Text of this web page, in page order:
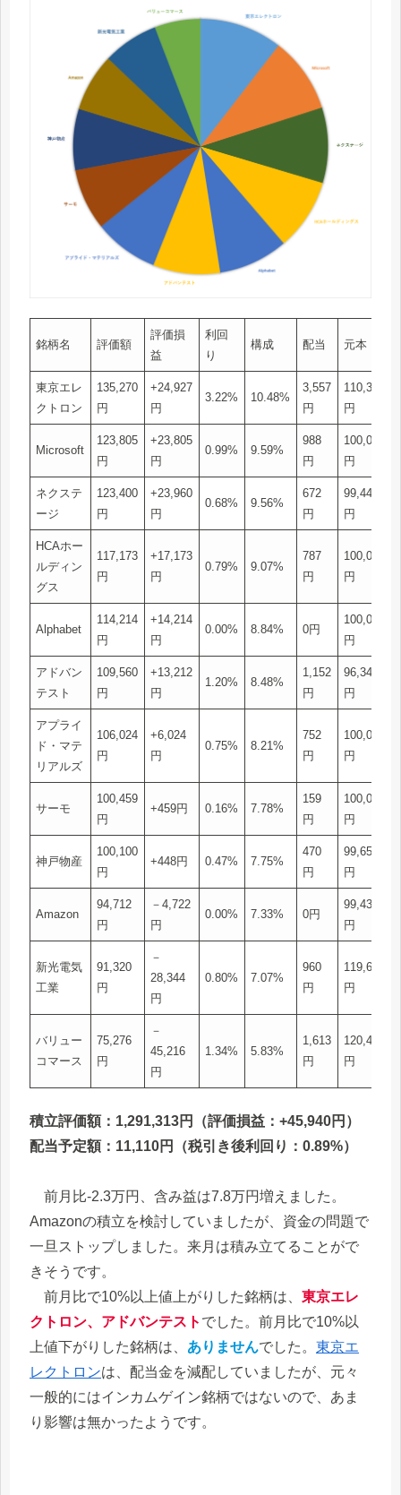
銘柄名 評価額
評価損
益
利回
り
構成 配当 元本
東京エレ
クトロン
135,270
円
+24,927
円
3.22% 10.48%
3,557
円
110,343
円
Microsoft
123,805
円
+23,805
円
0.99% 9.59%
988
円
100,000
円
ネクステ
ージ
123,400
円
+23,960
円
0.68% 9.56%
672
円
99,440
円
HCAホー
ルディン
グス
117,173
円
+17,173
円
0.79% 9.07%
787
円
100,000
円
Alphabet
114,214
円
+14,214
円
0.00% 8.84% 0円
100,000
円
アドバン
テスト
109,560
円
+13,212
円
1.20% 8.48%
1,152
円
96,348
円
アプライ
ド・マテ
リアルズ
106,024
円
+6,024
円
0.75% 8.21%
752
円
100,000
円
サーモ
100,459
円
+459円 0.16% 7.78%
159
円
100,000
円
神戸物産
100,100
円
+448円 0.47% 7.75%
470
円
99,652
円
Amazon
94,712
円
－4,722
円
0.00% 7.33% 0円
99,434
円
新光電気
工業
91,320
円
－
28,344
円
0.80% 7.07%
960
円
119,664
円
バリュー
コマース
75,276
円
－
45,216
円
1.34% 5.83%
1,613
円
120,492
円
積立評価額：1,291,313円（評価損益：+45,940円）
配当予定額：11,110円（税引き後利回り：0.89%）
前月比-2.3万円、含み益は7.8万円増えました。
Amazonの積立を検討していましたが、資金の問題で
一旦ストップしました。来月は積み立てることがで
きそうです。
前月比で10%以上値上がりした銘柄は、 東京エレ
クトロン、アドバンテスト でした。前月比で10%以
上値下がりした銘柄は、 ありませんでした。 東京エ
レクトロンは、配当金を減配していましたが、元々
一般的にはインカムゲイン銘柄ではないので、あま
り影響は無かったようです。